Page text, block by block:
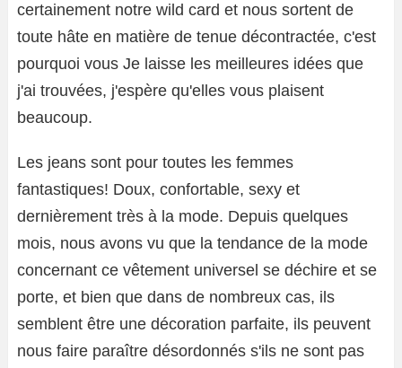
certainement notre wild card et nous sortent de
toute hâte en matière de tenue décontractée, c'est
pourquoi vous Je laisse les meilleures idées que
j'ai trouvées, j'espère qu'elles vous plaisent
beaucoup.
Les jeans sont pour toutes les femmes
fantastiques! Doux, confortable, sexy et
dernièrement très à la mode. Depuis quelques
mois, nous avons vu que la tendance de la mode
concernant ce vêtement universel se déchire et se
porte, et bien que dans de nombreux cas, ils
semblent être une décoration parfaite, ils peuvent
nous faire paraître désordonnés s'ils ne sont pas